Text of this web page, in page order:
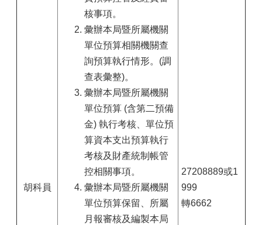
胡科員
核事項。
彙辦本局暨所屬機關
單位預算相關機關查
詢預算執行情形。(調
查表彙整)。
彙辦本局暨所屬機關
單位預算 (含第二預備
金) 執行考核、單位預
算資本支出預算執行
考核及財產統制帳管
控相關事項。
彙辦本局暨所屬機關
單位預算保留、所屬
月報審核及編製本局
27208889或1
999
轉6662